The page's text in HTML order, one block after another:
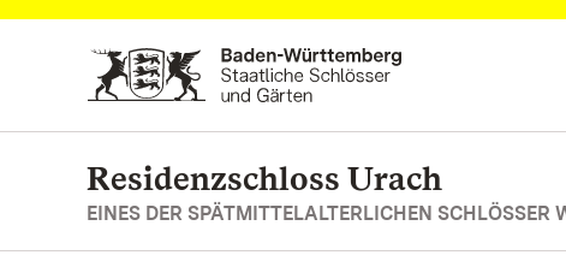
Zum Hauptinhalt springen
Residenzschloss Urach
EINES DER SPÄTMITTELALTERLICHEN SCHLÖSSER